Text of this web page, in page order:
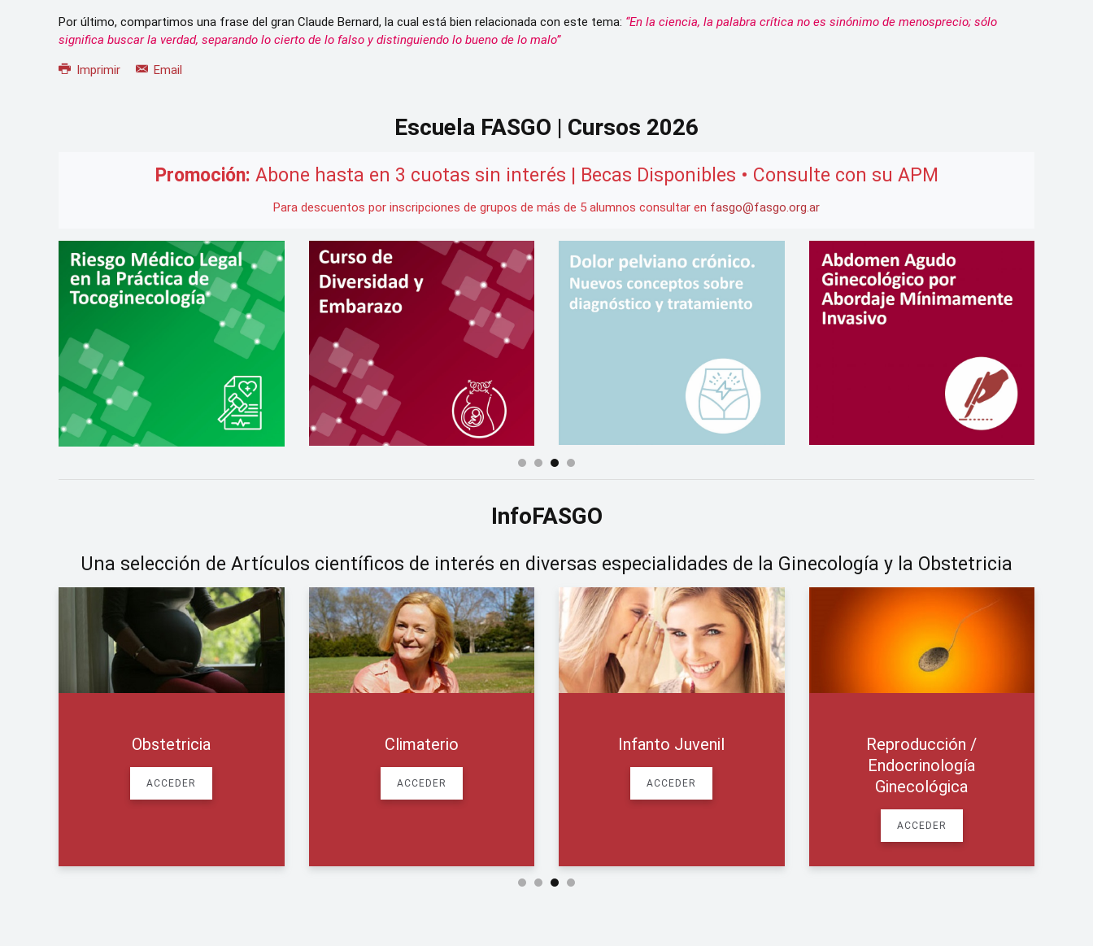
Por último, compartimos una frase del gran Claude Bernard, la cual está bien relacionada con este tema: “En la ciencia, la palabra crítica no es sinónimo de menosprecio; sólo
significa buscar la verdad, separando lo cierto de lo falso y distinguiendo lo bueno de lo malo”
Imprimir Email
Escuela FASGO | Cursos 2026
Promoción: Abone hasta en 3 cuotas sin interés | Becas Disponibles • Consulte con su APM
Para descuentos por inscripciones de grupos de más de 5 alumnos consultar en fasgo@fasgo.org.ar
InfoFASGO
Una selección de Artículos científicos de interés en diversas especialidades de la Ginecología y la Obstetricia
Actualidad Médica
ACCEDER
Infecciones
Ginecológicas